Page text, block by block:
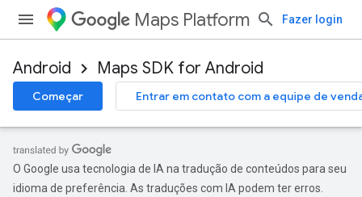
Maps Platform Fazer login
Android Maps SDK for Android
Começar Entrar em contato com a equipe de
O Google usa tecnologia de IA na tradução de conteúdos para seu
idioma de preferência. As traduções com IA podem ter erros.